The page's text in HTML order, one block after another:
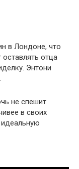
в Лондоне, что
отца
Энтони
не спешит
в своих